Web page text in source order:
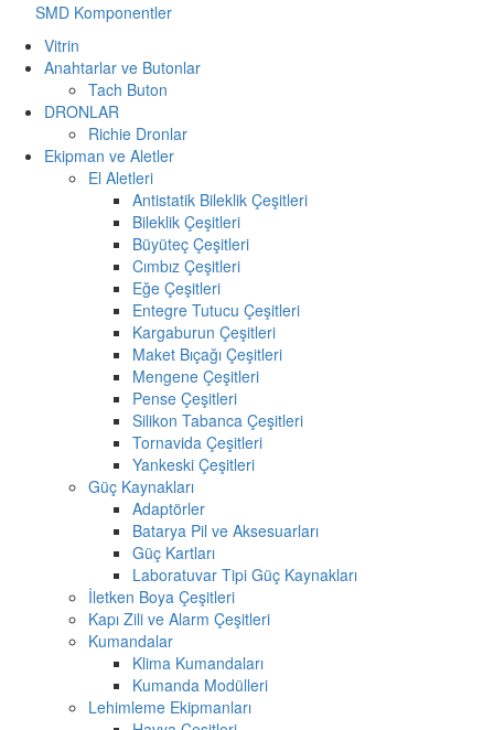
SMD Komponentler
Vitrin
Anahtarlar ve Butonlar
Tach Buton
DRONLAR
Richie Dronlar
Ekipman ve Aletler
El Aletleri
Antistatik Bileklik Çeşitleri
Bileklik Çeşitleri
Büyüteç Çeşitleri
Cımbız Çeşitleri
Eğe Çeşitleri
Entegre Tutucu Çeşitleri
Kargaburun Çeşitleri
Maket Bıçağı Çeşitleri
Mengene Çeşitleri
Pense Çeşitleri
Silikon Tabanca Çeşitleri
Tornavida Çeşitleri
Yankeski Çeşitleri
Güç Kaynakları
Adaptörler
Batarya Pil ve Aksesuarları
Güç Kartları
Laboratuvar Tipi Güç Kaynakları
İletken Boya Çeşitleri
Kapı Zili ve Alarm Çeşitleri
Kumandalar
Klima Kumandaları
Kumanda Modülleri
Lehimleme Ekipmanları